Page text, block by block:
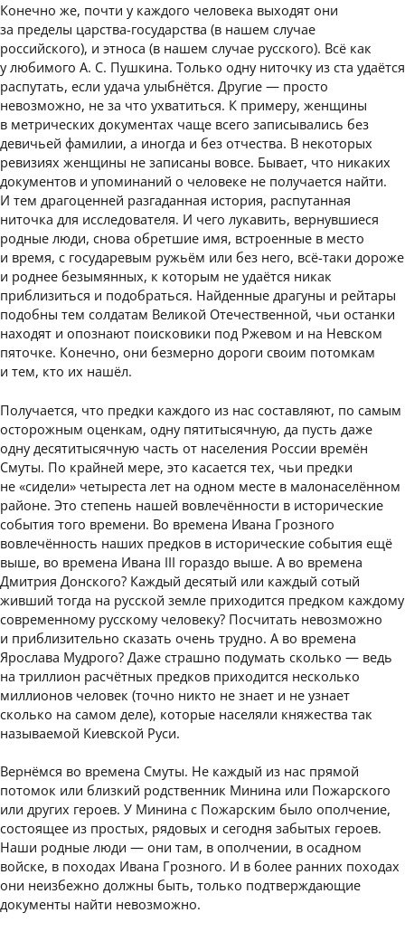
Конечно же, почти у каждого человека выходят они
за пределы царства-государства (в нашем случае
российского), и этноса (в нашем случае русского). Всё как
у любимого А. С. Пушкина. Только одну ниточку из ста удаётся
распутать, если удача улыбнётся. Другие — просто
невозможно, не за что ухватиться. К примеру, женщины
в метрических документах чаще всего записывались без
девичьей фамилии, а иногда и без отчества. В некоторых
ревизиях женщины не записаны вовсе. Бывает, что никаких
документов и упоминаний о человеке не получается найти.
И тем драгоценней разгаданная история, распутанная
ниточка для исследователя. И чего лукавить, вернувшиеся
родные люди, снова обретшие имя, встроенные в место
и время, с государевым ружьём или без него, всё-таки дороже
и роднее безымянных, к которым не удаётся никак
приблизиться и подобраться. Найденные драгуны и рейтары
подобны тем солдатам Великой Отечественной, чьи останки
находят и опознают поисковики под Ржевом и на Невском
пяточке. Конечно, они безмерно дороги своим потомкам
и тем, кто их нашёл.
Получается, что предки каждого из нас составляют, по самым
осторожным оценкам, одну пятитысячную, да пусть даже
одну десятитысячную часть от населения России времён
Смуты. По крайней мере, это касается тех, чьи предки
не «сидели» четыреста лет на одном месте в малонаселённом
районе. Это степень нашей вовлечённости в исторические
события того времени. Во времена Ивана Грозного
вовлечённость наших предков в исторические события ещё
выше, во времена Ивана III гораздо выше. А во времена
Дмитрия Донского? Каждый десятый или каждый сотый
живший тогда на русской земле приходится предком каждому
современному русскому человеку? Посчитать невозможно
и приблизительно сказать очень трудно. А во времена
Ярослава Мудрого? Даже страшно подумать сколько — ведь
на триллион расчётных предков приходится несколько
миллионов человек (точно никто не знает и не узнает
сколько на самом деле), которые населяли княжества так
называемой Киевской Руси.
Вернёмся во времена Смуты. Не каждый из нас прямой
потомок или близкий родственник Минина или Пожарского
или других героев. У Минина с Пожарским было ополчение,
состоящее из простых, рядовых и сегодня забытых героев.
Наши родные люди — они там, в ополчении, в осадном
войске, в походах Ивана Грозного. И в более ранних походах
они неизбежно должны быть, только подтверждающие
документы найти невозможно.